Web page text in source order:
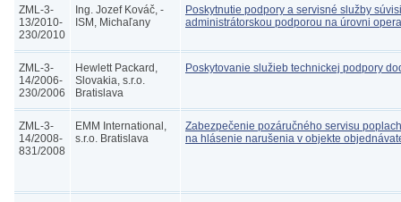
ZML-3-
13/2010-
230/2010
Ing. Jozef Kováč, -
ISM, Michaľany
Poskytnutie podpory a servisné služby
administrátorskou podporou na úrovni
ZML-3-
14/2006-
230/2006
Hewlett Packard,
Slovakia, s.r.o.
Bratislava
Poskytovanie služieb technickej podpory
ZML-3-
14/2008-
831/2008
EMM International,
s.r.o. Bratislava
Zabezpečenie pozáručného servisu
na hlásenie narušenia v objekte